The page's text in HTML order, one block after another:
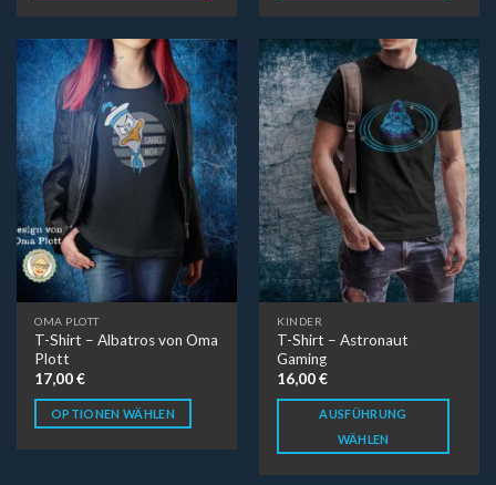
OMA PLOTT
T-Shirt – Albatros von Oma
Plott
17,00€
OPTIONEN WÄHLEN
KINDER
T-Shirt – Astronaut
Gaming
16,00€
AUSFÜHRUNG
WÄHLEN